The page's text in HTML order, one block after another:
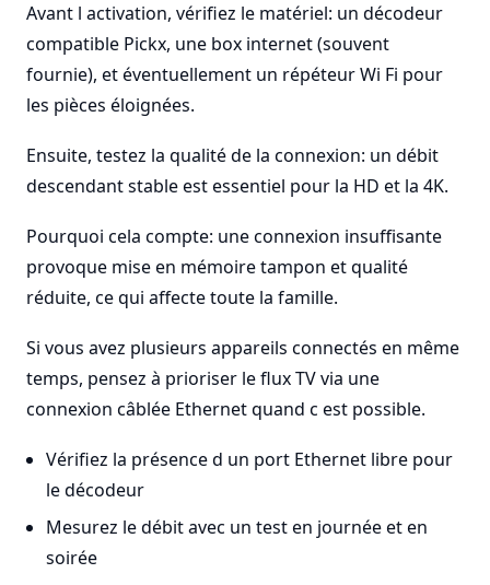
Avant l activation, vérifiez le matériel: un décodeur
compatible Pickx, une box internet (souvent
fournie), et éventuellement un répéteur Wi Fi pour
les pièces éloignées.
Ensuite, testez la qualité de la connexion: un débit
descendant stable est essentiel pour la HD et la 4K.
Pourquoi cela compte: une connexion insuffisante
provoque mise en mémoire tampon et qualité
réduite, ce qui affecte toute la famille.
Si vous avez plusieurs appareils connectés en même
temps, pensez à prioriser le flux TV via une
connexion câblée Ethernet quand c est possible.
Vérifiez la présence d un port Ethernet libre pour
le décodeur
Mesurez le débit avec un test en journée et en
soirée